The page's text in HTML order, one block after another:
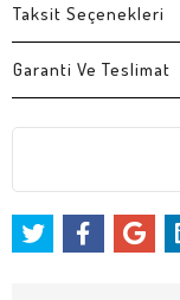
Taksit Seçenekleri
Garanti Ve Teslimat